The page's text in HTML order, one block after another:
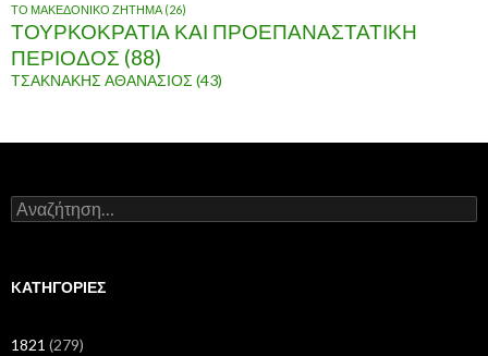
ΤΟ ΜΑΚΕΔΟΝΙΚΟ ΖΗΤΗΜΑ (26)
ΤΟΥΡΚΟΚΡΑΤΙΑ ΚΑΙ ΠΡΟΕΠΑΝΑΣΤΑΤΙΚΗ
ΠΕΡΙΟΔΟΣ (88)
ΤΣΑΚΝΑΚΗΣ ΑΘΑΝΑΣΙΟΣ (43)
Α
ν
ή
σ
KΑΤΗΓΟΡΊΕΣ
1821 (279)